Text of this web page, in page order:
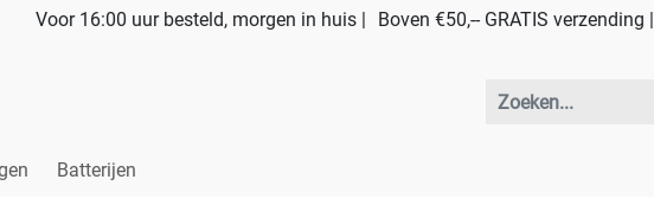
Voor 16:00 uur besteld, morgen in huis | Boven €50,-- GRATIS verzending |
Batterijen